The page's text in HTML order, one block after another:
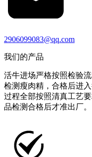
2906099083@qq.com
我们的产品
活牛进场严格按照检验
检测瘦肉精，合格后进
过程全部按照清真工艺
品检测合格后才准出厂。